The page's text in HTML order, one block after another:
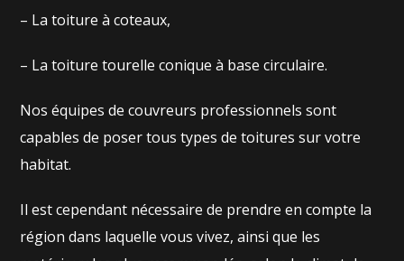
– La toiture à coteaux,
– La toiture tourelle conique à base circulaire.
Nos équipes de couvreurs professionnels sont
capables de poser tous types de toitures sur votre
habitat.
Il est cependant nécessaire de prendre en compte la
région dans laquelle vous vivez, ainsi que les